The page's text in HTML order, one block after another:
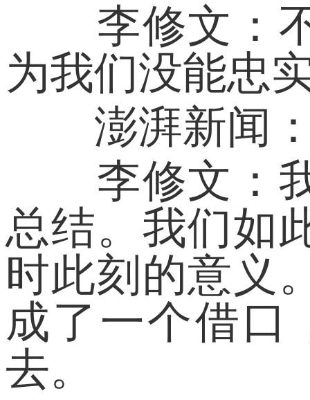
李修文：不
为我们没能忠
澎湃新闻：
李修文：我
总结。我们如
时此刻的意义
成了一个借口
去。